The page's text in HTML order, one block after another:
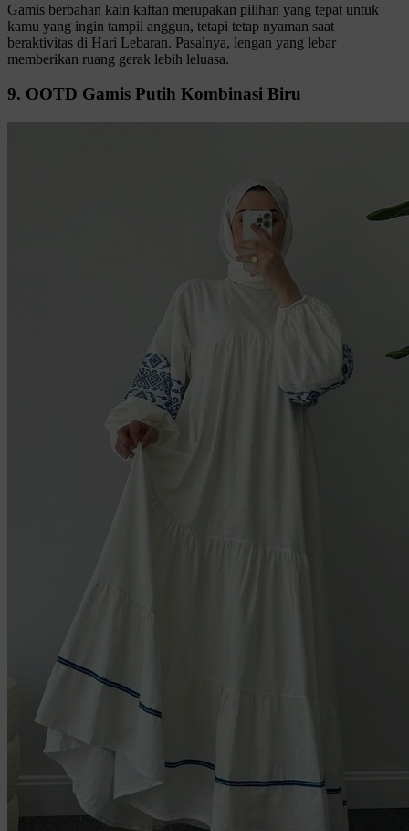
Gamis berbahan kain kaftan merupakan pilihan yang tepat untuk
kamu yang ingin tampil anggun, tetapi tetap nyaman saat
beraktivitas di Hari Lebaran. Pasalnya, lengan yang lebar
memberikan ruang gerak lebih leluasa.
9. OOTD Gamis Putih Kombinasi Biru